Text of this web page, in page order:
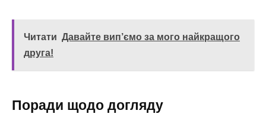
Читати Давайте вип’ємо за мого найкращого
друга!
Поради щодо догляду